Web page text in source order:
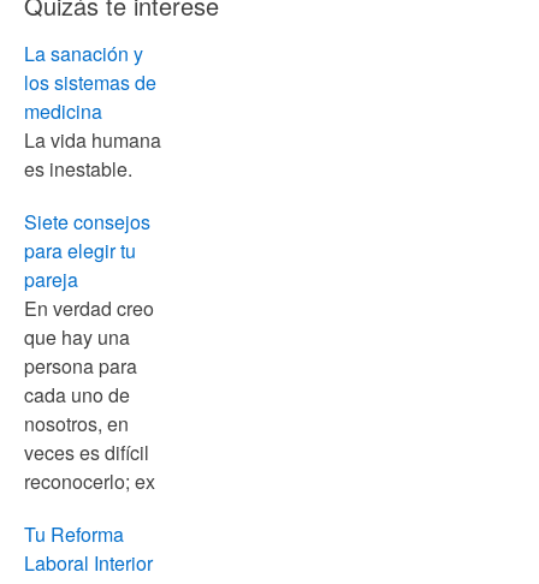
La sanación y
los sistemas de
medicina
La vida humana
es inestable.
Siete consejos
para elegir tu
pareja
En verdad creo
que hay una
persona para
cada uno de
nosotros, en
veces es difícil
reconocerlo; ex
Tu Reforma
Laboral Interior